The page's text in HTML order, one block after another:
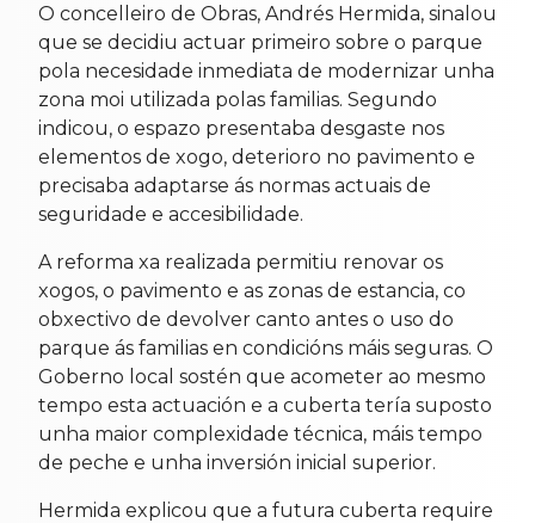
O concelleiro de Obras, Andrés Hermida, sinalou
que se decidiu actuar primeiro sobre o parque
pola necesidade inmediata de modernizar unha
zona moi utilizada polas familias. Segundo
indicou, o espazo presentaba desgaste nos
elementos de xogo, deterioro no pavimento e
precisaba adaptarse ás normas actuais de
seguridade e accesibilidade.
A reforma xa realizada permitiu renovar os
xogos, o pavimento e as zonas de estancia, co
obxectivo de devolver canto antes o uso do
parque ás familias en condicións máis seguras. O
Goberno local sostén que acometer ao mesmo
tempo esta actuación e a cuberta tería suposto
unha maior complexidade técnica, máis tempo
de peche e unha inversión inicial superior.
Hermida explicou que a futura cuberta require